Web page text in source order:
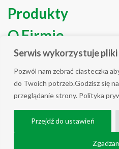
Serwis wykorzystuje
Pozwól nam zebrać ciasteczka
do Twoich potrzeb.Godzisz się
przeglądanie strony. Polityka
Przejdź do ustawień
Produkty
O Firmie
Blog
Wsparcie
WSZELKIE PRAWA
COPYRIGHT ALL